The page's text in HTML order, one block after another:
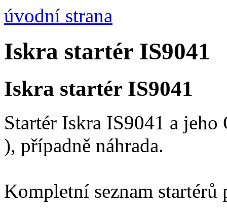
úvodní strana
Iskra startér IS9041
Iskra startér IS9041
Startér Iskra IS9041 a
), případně náhrada.
Kompletní seznam